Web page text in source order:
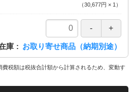
（30,677円 × 1 ）
庫 お取り寄せ商品（納期別途）
税額は税抜合計額から計算されるため、変動す